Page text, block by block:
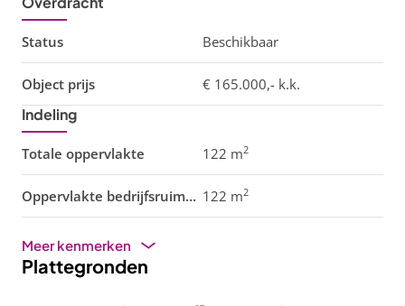
Status Beschikbaar
Object prijs € 165.000,- k.k.
Indeling
Totale oppervlakte 122 m2
Oppervlakte bedrijfsruimte 122 m2
Meer kenmerken
Plattegronden